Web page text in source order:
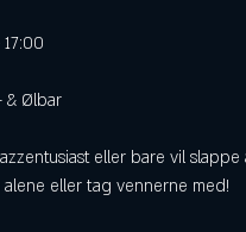
& Ølbar
eller bare vil
eller tag vennerne med!